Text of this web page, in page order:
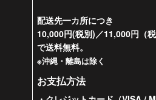
配送先一カ所につき
10,000円(税別)／11,000円（
で送料無料。
※沖縄・離島は除く
お支払方法